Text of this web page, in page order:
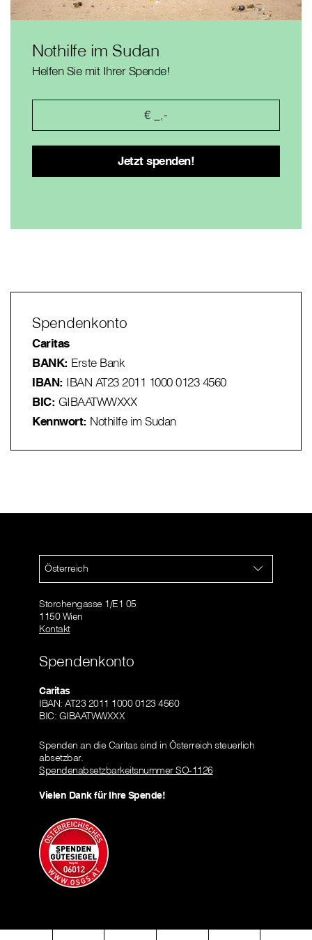
Nothilfe im Sudan
Helfen Sie mit Ihrer Spende!
Spendenkonto
Caritas
BANK: Erste Bank
IBAN: IBAN AT23 2011 1000 0123 4560
BIC: GIBAATWWXXX
Kennwort: Nothilfe im Sudan
Österreich
Storchengasse 1/E1 05
1150 Wien
Kontakt
Spendenkonto
Caritas
IBAN: AT23 2011 1000 0123 4560
BIC: GIBAATWWXXX
Spenden an die Caritas sind in Österreich steuerlich
absetzbar.
Spendenabsetzbarkeitsnummer SO-1126
Vielen Dank für Ihre Spende!